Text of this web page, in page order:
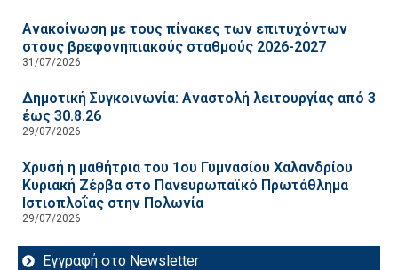
Ανακοίνωση με τους πίνακες των επιτυχόντων
στους βρεφονηπιακούς σταθμούς 2026-2027
31/07/2026
Δημοτική Συγκοινωνία: Αναστολή λειτουργίας από 3
έως 30.8.26
29/07/2026
Χρυσή η μαθήτρια του 1ου Γυμνασίου Χαλανδρίου
Κυριακή Ζέρβα στο Πανευρωπαϊκό Πρωτάθλημα
Ιστιοπλοΐας στην Πολωνία
29/07/2026
Εγγραφή στο Newsletter